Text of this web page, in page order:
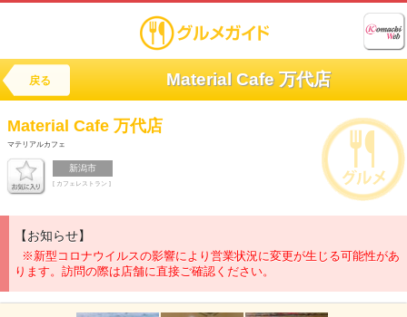
戻る Material Cafe 万代店
Material Cafe 万代店
マテリアルカフェ
新潟市
[ カフェレストラン ]
【お知らせ】
※新型コロナウイルスの影響により営業状況に変更が生じる可能性があ
ります。訪問の際は店舗に直接ご確認ください。